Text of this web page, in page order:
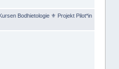
Bodhietologie ⚜ Projekt Pilot*in